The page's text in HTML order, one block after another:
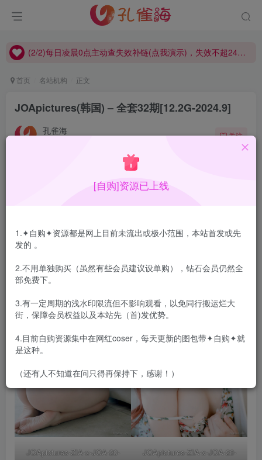
(2/2)每日凌晨0点主动查失效补链(点我演示)，失效不超24小时，
(2/2)每日凌晨0点主动查失效补链(点我演示)，失效不超24小时，
首页 名站机构 正文
JOApictures(韩国) – 全套32期[12.2G-2024.9]
孔雀海 关注
JOApictures也是一家韩国机构，开办其实有一段时间了，
只作品不太丰富，出新品较慢，现在放出来
JOApictures-ZIA-x-JOA-20-
JOApictures-ZIA-x-JOA-20-
[自购]资源已上线
1.✦自购✦资源都是网上目前未流出或极小范围，本站首发或先
发的 。
2.不用单独购买（虽然有些会员建议设单购），钻石会员仍然全
部免费下。
3.有一定周期的浅水印限流但不影响观看，以免同行搬运烂大
街，保障会员权益以及本站先（首)发优势。
4.目前自购资源集中在网红coser，每天更新的图包带✦自购✦就
是这种。
（还有人不知道在问只得再保持下，感谢！）